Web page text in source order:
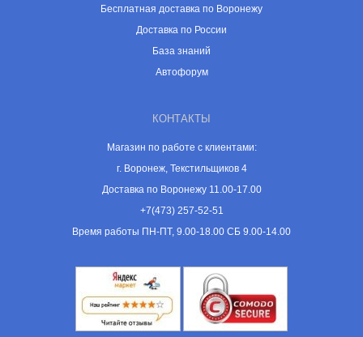
Бесплатная доставка по Воронежу
Доставка по России
База знаний
Автофорум
КОНТАКТЫ
Магазин по работе с клиентами:
г. Воронеж, Текстильщиков 4
Доставка по Воронежу 11.00-17.00
+7(473) 257-52-51
Время работы ПН-ПТ, 9.00-18.00 СБ 9.00-14.00